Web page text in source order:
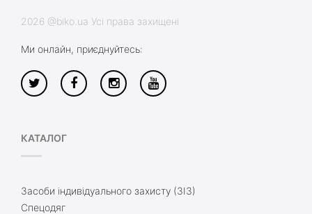
2026 @biko.ua Усі права захищені
Ми онлайн, приєднуйтесь:
КАТАЛОГ
Засоби індивідуального захисту (ЗІЗ)
Спецодяг